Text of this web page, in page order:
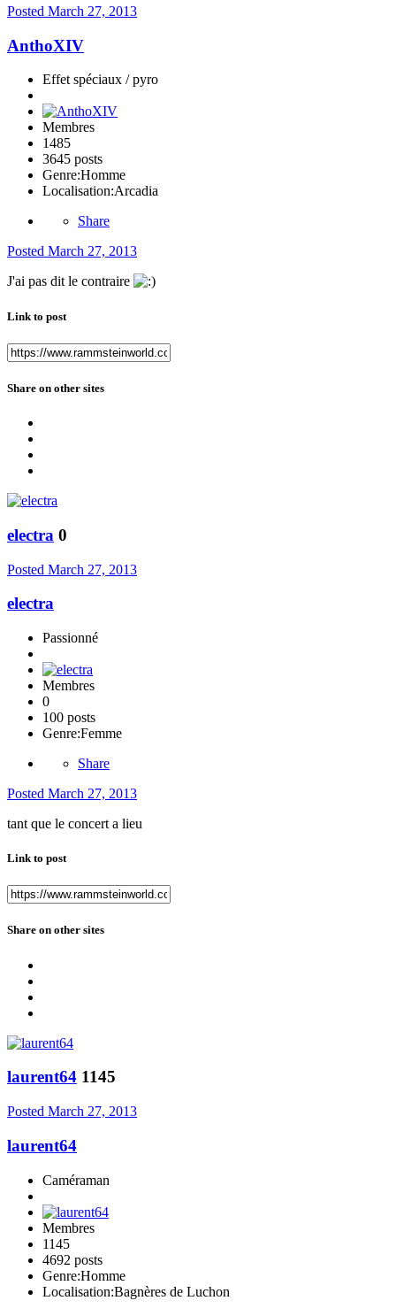
Posted March 27, 2013
AnthoXIV
Effet spéciaux / pyro
Membres
1485
3645 posts
Genre:Homme
Localisation:Arcadia
Share
Posted March 27, 2013
J'ai pas dit le contraire
Link to post
Share on other sites
electra 0
Posted March 27, 2013
electra
Passionné
Membres
0
100 posts
Genre:Femme
Share
Posted March 27, 2013
tant que le concert a lieu
Link to post
Share on other sites
laurent64 1145
Posted March 27, 2013
laurent64
Caméraman
Membres
1145
4692 posts
Genre:Homme
Localisation:Bagnères de Luchon